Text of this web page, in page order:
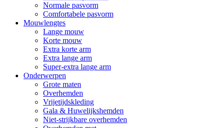
Normale pasvorm
Comfortabele pasvorm
Mouwlengtes
Lange mouw
Korte mouw
Extra korte arm
Extra lange arm
Super-extra lange arm
Onderwerpen
Grote maten
Overhemden
Vrijetijdskleding
Gala & Huwelijkshemden
Niet-strijkbare overhemden